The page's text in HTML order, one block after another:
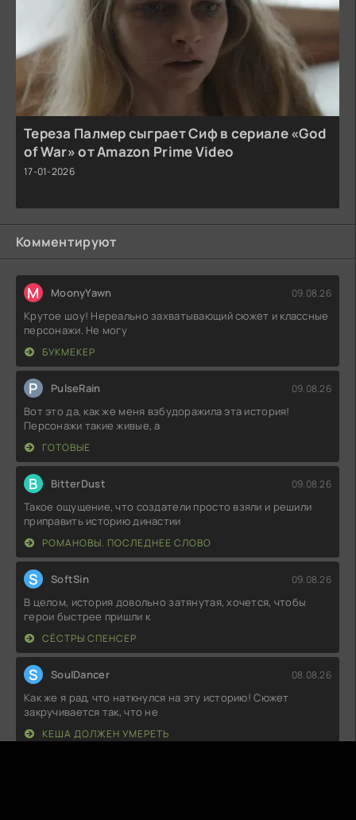
Тереза Палмер сыграет Сиф в сериале «God
of War» от Amazon Prime Video
17-01-2026
Комментируют
M MoonyYawn 09.08.26
Крутое шоу! Нереально захватывающий сюжет и классные
персонажи. Не могу
БУКМЕКЕР
P PulseRain 09.08.26
Вот это да, как же меня взбудоражила эта история!
Персонажи такие живые, а
ГОТОВЫЕ
B BitterDust 09.08.26
Такое ощущение, что создатели просто взяли и решили
приправить историю династии
РОМАНОВЫ. ПОСЛЕДНЕЕ СЛОВО
S SoftSin 09.08.26
В целом, история довольно затянутая, хочется, чтобы
герои быстрее пришли к
СЁСТРЫ СПЕНСЕР
S SoulDancer 08.08.26
Как же я рад, что наткнулся на эту историю! Сюжет
закручивается так, что не
КЕША ДОЛЖЕН УМЕРЕТЬ